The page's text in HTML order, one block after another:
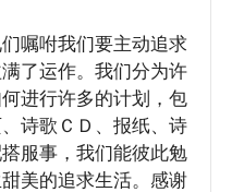
嘱咐我们要主动追求
了运作。我们分为许
进行许多的计划，包
诗歌ＣＤ、报纸、诗
服事，我们能彼此勉
美的追求生活。感谢